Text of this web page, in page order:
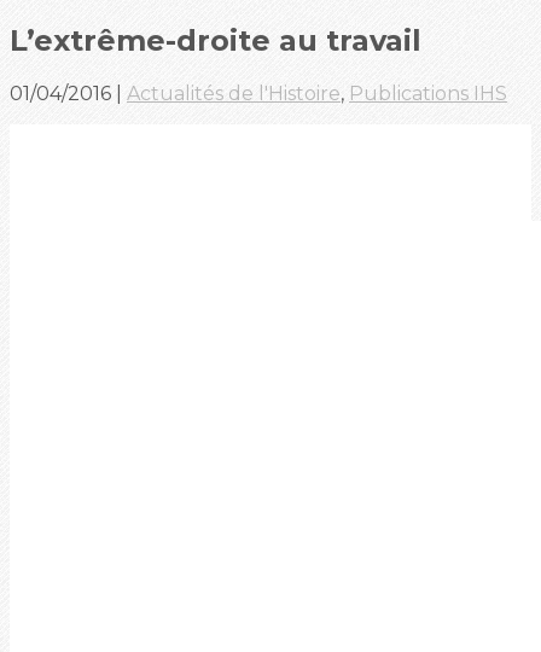
L’extrême-droite au travail
01/04/2016 Actualités de l'Histoire, Publications IHS